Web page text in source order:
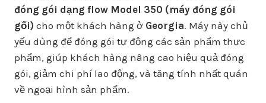
đóng gói dạng flow Model 350 (máy đóng gói
gối) cho một khách hàng ở Georgia. Máy này chủ
yếu dùng để đóng gói tự động các sản phẩm thực
phẩm, giúp khách hàng nâng cao hiệu quả đóng
gói, giảm chi phí lao động, và tăng tính nhất quán
về ngoại hình sản phẩm.